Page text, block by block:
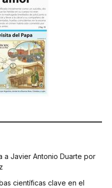
a Javier Antonio Duarte por
científicas clave en el